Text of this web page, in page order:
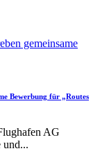
Bewerbung für „Routes
AG
und...